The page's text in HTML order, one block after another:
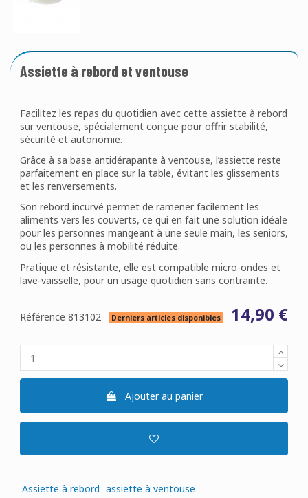
Assiette à rebord et ventouse
Facilitez les repas du quotidien avec cette assiette à rebord
sur ventouse, spécialement conçue pour offrir stabilité,
sécurité et autonomie.
Grâce à sa base antidérapante à ventouse, l’assiette reste
parfaitement en place sur la table, évitant les glissements
et les renversements.
Son rebord incurvé permet de ramener facilement les
aliments vers les couverts, ce qui en fait une solution idéale
pour les personnes mangeant à une seule main, les seniors,
ou les personnes à mobilité réduite.
Pratique et résistante, elle est compatible micro-ondes et
lave-vaisselle, pour un usage quotidien sans contrainte.
Référence 813102 Derniers articles disponibles 14,90 €
Ajouter au panier
Assiette à rebord assiette à ventouse